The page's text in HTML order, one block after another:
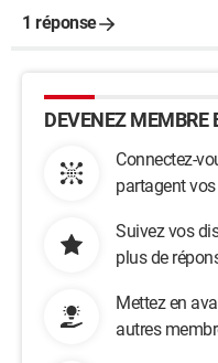
1 réponse
DEVENEZ MEMBRE
Connectez-
partagent
Suivez vos
plus de
Mettez en
autres